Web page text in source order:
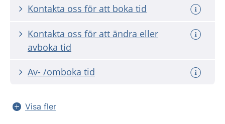
Kontakta oss för att boka tid
Kontakta oss för att ändra eller
avboka tid
Av- /omboka tid
Visa fler